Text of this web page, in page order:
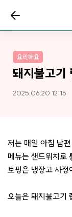
요리해요
돼지불고기
2025.06.20 12:15
저는 매일 아침 남
메뉴는 샌드위치로
토핑은 냉장고 사
오늘은 돼지불고기